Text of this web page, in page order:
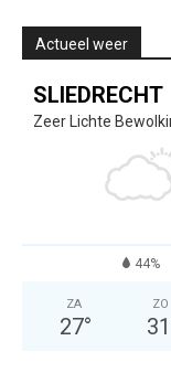
Actueel weer
SLIEDRECHT
Zeer Lichte
44%
ZA
27°
ZO
31